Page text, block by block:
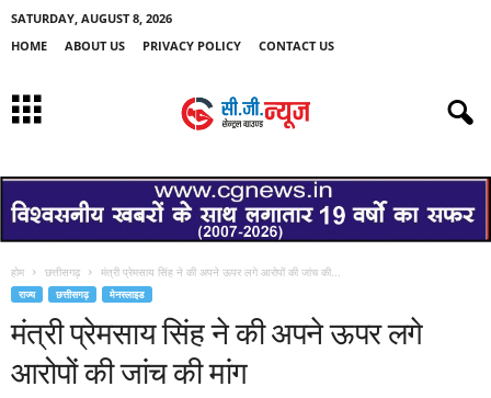
SATURDAY, AUGUST 8, 2026
HOME
ABOUT US PRIVACY POLICY CONTACT US
होम छत्तीसगढ़ मंत्री प्रेमसाय सिंह ने की अपने ऊपर लगे आरोपों की जांच की...
राज्य छत्तीसगढ़ मेनस्लाइड
मंत्री प्रेमसाय सिंह ने की अपने ऊपर लगे
आरोपों की जांच की मांग